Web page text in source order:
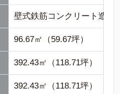
壁式鉄筋コンクリート造5階
96.67㎡（59.67坪）
392.43㎡（118.71坪）
392.43㎡（118.71坪）